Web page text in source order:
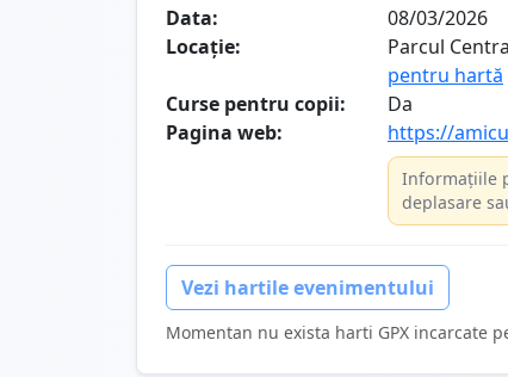
Data:
08/03/2026
Locație:
Parcul
pentru hartă
Curse pentru copii:
Da
Pagina web:
https://
Informațiile
deplasare
Vezi hartile evenimentului
Momentan nu exista harti GPX incarcate